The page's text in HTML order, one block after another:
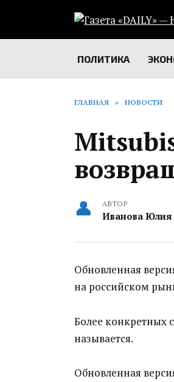
содержанию
ПОЛИТИКА
ГЛАВНАЯ » НОВОСТИ
АВТОР
Иванова Юлия
Обновленная
на российском
Более конкретных
называется.
Обновленная